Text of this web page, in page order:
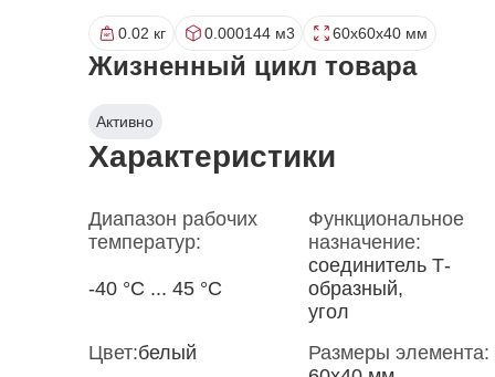
0.02 кг 0.000144 м3 60x60x40 мм
Жизненный цикл товара
Активно
Характеристики
Диапазон рабочих
температур:
-40 °С ... 45 °С
Функциональное
назначение:
соединитель Т-
образный,
угол
Цвет:белый
Размеры элемента: